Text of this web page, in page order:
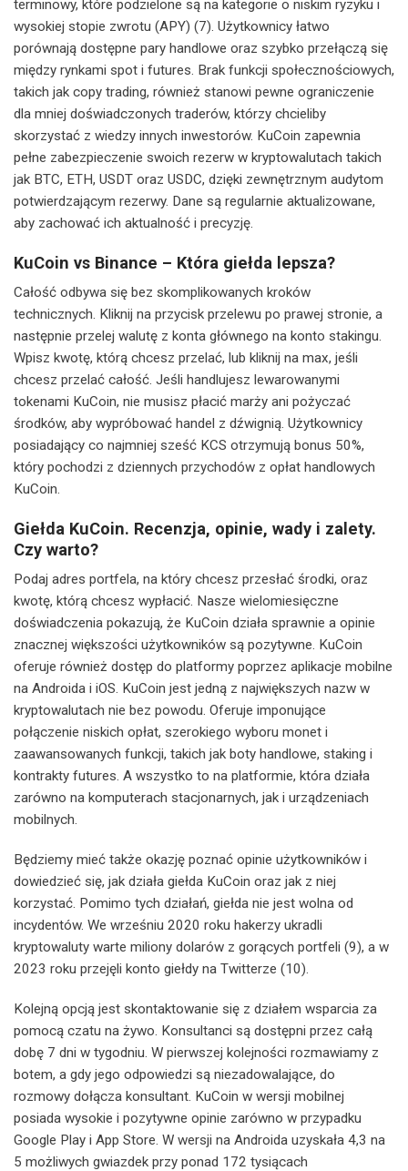
terminowy, które podzielone są na kategorie o niskim ryzyku i
wysokiej stopie zwrotu (APY) (7). Użytkownicy łatwo
porównają dostępne pary handlowe oraz szybko przełączą się
między rynkami spot i futures. Brak funkcji społecznościowych,
takich jak copy trading, również stanowi pewne ograniczenie
dla mniej doświadczonych traderów, którzy chcieliby
skorzystać z wiedzy innych inwestorów. KuCoin zapewnia
pełne zabezpieczenie swoich rezerw w kryptowalutach takich
jak BTC, ETH, USDT oraz USDC, dzięki zewnętrznym audytom
potwierdzającym rezerwy. Dane są regularnie aktualizowane,
aby zachować ich aktualność i precyzję.
KuCoin vs Binance – Która giełda lepsza?
Całość odbywa się bez skomplikowanych kroków
technicznych. Kliknij na przycisk przelewu po prawej stronie, a
następnie przelej walutę z konta głównego na konto stakingu.
Wpisz kwotę, którą chcesz przelać, lub kliknij na max, jeśli
chcesz przelać całość. Jeśli handlujesz lewarowanymi
tokenami KuCoin, nie musisz płacić marży ani pożyczać
środków, aby wypróbować handel z dźwignią. Użytkownicy
posiadający co najmniej sześć KCS otrzymują bonus 50%,
który pochodzi z dziennych przychodów z opłat handlowych
KuCoin.
Giełda KuCoin. Recenzja, opinie, wady i zalety.
Czy warto?
Podaj adres portfela, na który chcesz przesłać środki, oraz
kwotę, którą chcesz wypłacić. Nasze wielomiesięczne
doświadczenia pokazują, że KuCoin działa sprawnie a opinie
znacznej większości użytkowników są pozytywne. KuCoin
oferuje również dostęp do platformy poprzez aplikacje mobilne
na Androida i iOS. KuCoin jest jedną z największych nazw w
kryptowalutach nie bez powodu. Oferuje imponujące
połączenie niskich opłat, szerokiego wyboru monet i
zaawansowanych funkcji, takich jak boty handlowe, staking i
kontrakty futures. A wszystko to na platformie, która działa
zarówno na komputerach stacjonarnych, jak i urządzeniach
mobilnych.
Będziemy mieć także okazję poznać opinie użytkowników i
dowiedzieć się, jak działa giełda KuCoin oraz jak z niej
korzystać. Pomimo tych działań, giełda nie jest wolna od
incydentów. We wrześniu 2020 roku hakerzy ukradli
kryptowaluty warte miliony dolarów z gorących portfeli (9), a w
2023 roku przejęli konto giełdy na Twitterze (10).
Kolejną opcją jest skontaktowanie się z działem wsparcia za
pomocą czatu na żywo. Konsultanci są dostępni przez całą
dobę 7 dni w tygodniu. W pierwszej kolejności rozmawiamy z
botem, a gdy jego odpowiedzi są niezadowalające, do
rozmowy dołącza konsultant. KuCoin w wersji mobilnej
posiada wysokie i pozytywne opinie zarówno w przypadku
Google Play i App Store. W wersji na Androida uzyskała 4,3 na
5 możliwych gwiazdek przy ponad 172 tysiącach